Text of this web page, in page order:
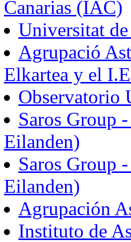
Canarias (IAC)
Universitat
Agrupació
Elkartea y el
Observatorio
Saros Group
Eilanden)
Saros Group
Eilanden)
Agrupación
Instituto de